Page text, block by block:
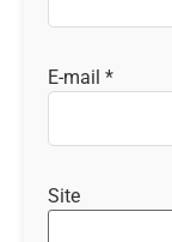
E-mail *
Site